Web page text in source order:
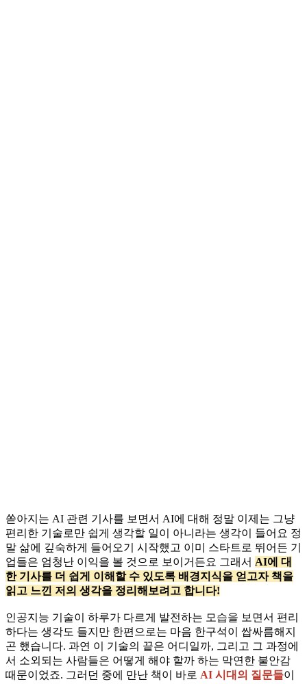
쏟아지는 AI 관련 기사를 보면서 AI에 대해 정말 이제는 그냥
편리한 기술로만 쉽게 생각할 일이 아니라는 생각이 들어요 정
말 삶에 깊숙하게 들어오기 시작했고 이미 스타트로 뛰어든 기
업들은 엄청난 이익을 볼 것으로 보이거든요 그래서 AI에 대
한 기사를 더 쉽게 이해할 수 있도록 배경지식을 얻고자 책을
읽고 느낀 저의 생각을 정리해보려고 합니다!
인공지능 기술이 하루가 다르게 발전하는 모습을 보면서 편리
하다는 생각도 들지만 한편으로는 마음 한구석이 쌉싸름해지
곤 했습니다. 과연 이 기술의 끝은 어디일까, 그리고 그 과정에
서 소외되는 사람들은 어떻게 해야 할까 하는 막연한 불안감
때문이었죠. 그러던 중에 만난 책이 바로 AI 시대의 질문들이